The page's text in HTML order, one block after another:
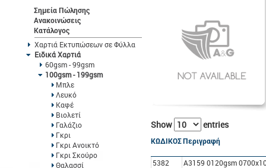
Σημεία Πώλησης
Ανακοινώσεις
Κατάλογος
Χαρτιά Εκτυπώσεων σε Φύλλα
Ειδικά Χαρτιά
60gsm - 99gsm
100gsm - 199gsm
Μπλε
Λευκό
Καφέ
Βιολετί
Γαλάζιο
Γκρι
Γκρι Ανοικτό
Γκρι Σκούρο
Θαλασσί
Show entries
ΚΩΔΙΚΟΣΠεριγραφή
5382
A3159 0120gsm